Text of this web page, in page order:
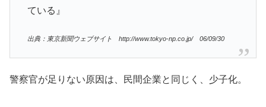
ている』
出典：東京新聞ウェブサイト http://www.tokyo-np.co.jp/ 06/09/30
警察官が足りない原因は、民間企業と同じく、少子化。